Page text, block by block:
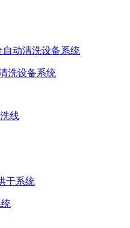
自动清洗设备系统
洗设备系统
线
干系统